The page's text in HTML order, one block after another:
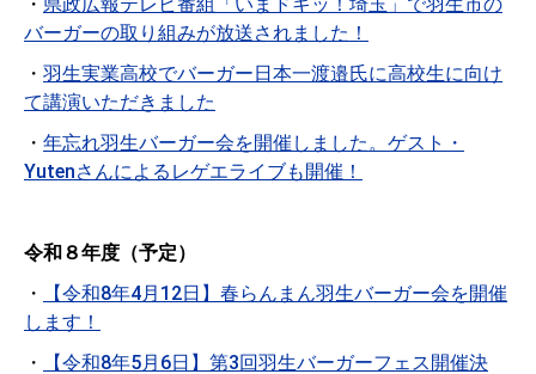
バーガーの取り組みが放送されました！
・ 羽生実業高校でバーガー日本一渡邉氏に高校生に向け
て講演いただきました
・ 年忘れ羽生バーガー会を開催しました。ゲスト・
Yutenさんによるレゲエライブも開催！
令和８年度（予定）
・
【令和8年4月12日】春らんまん羽生バーガー会を開催
します！
・
【令和8年5月6日】第3回羽生バーガーフェス開催決